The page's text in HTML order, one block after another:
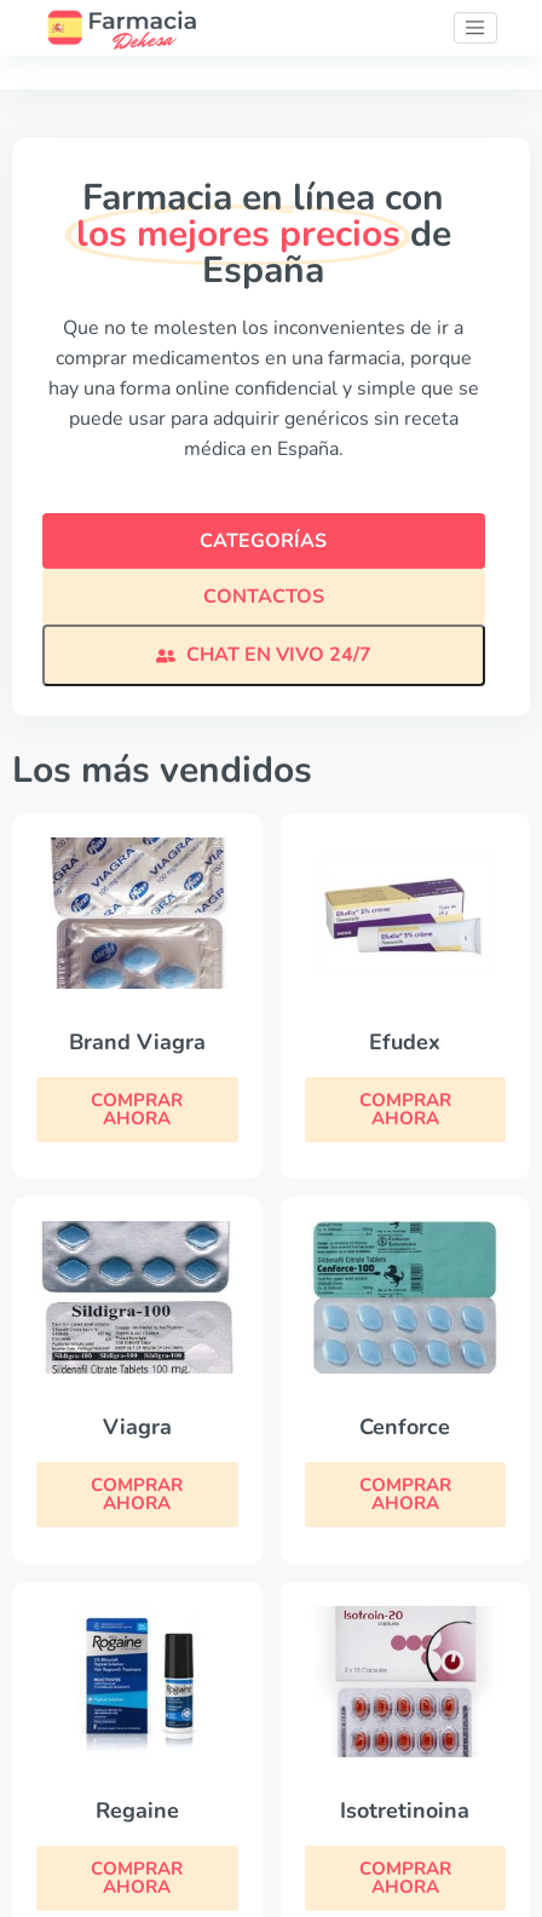
Farmacia en línea con
los mejores preciosde
España
Que no te molesten los inconvenientes de ir a
comprar medicamentos en una farmacia, porque
hay una forma online confidencial y simple que se
puede usar para adquirir genéricos sin receta
médica en España.
CATEGORÍAS
CONTACTOS
CHAT EN VIVO 24/7
Los más vendidos
Brand Viagra
COMPRAR
AHORA
Efudex
COMPRAR
AHORA
Viagra
COMPRAR
AHORA
Cenforce
COMPRAR
AHORA
Regaine
COMPRAR
AHORA
Isotretinoina
COMPRAR
AHORA